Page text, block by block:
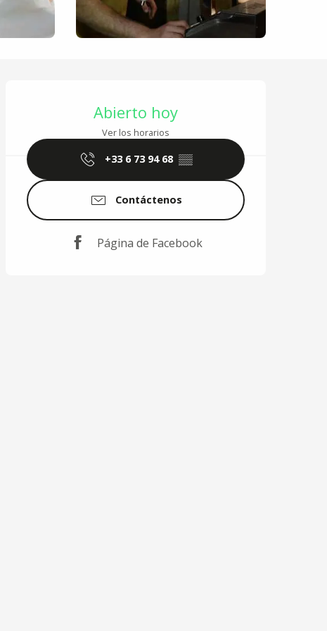
Horarios y datos de
Abierto hoy
Ver los horarios
+33 6 73 94 68 ▒▒
Contáctenos
Página de Facebook